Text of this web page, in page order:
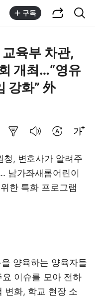
구독
육부 차관,
개최…“영유
강화” 外
청, 변호사가 알려주
남가좌새롬어린이
한 특화 프로그램
양육하는 양육자들
이슈를 모아 전하
변화, 학교 현장 소